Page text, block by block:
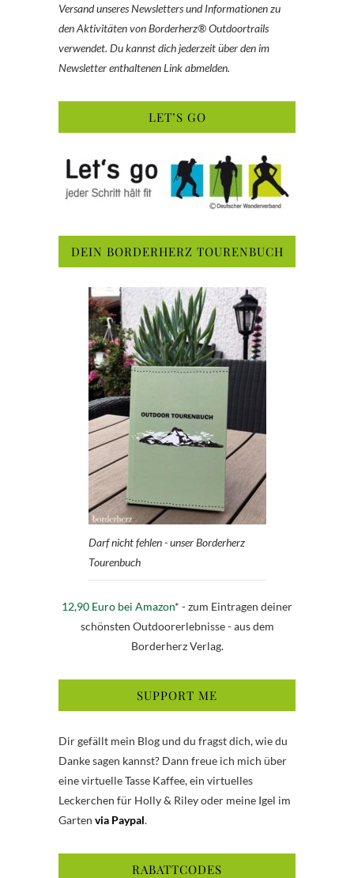
Versand unseres Newsletters und Informationen zu
den Aktivitäten von Borderherz® Outdoortrails
verwendet. Du kannst dich jederzeit über den im
Newsletter enthaltenen Link abmelden.
LET’S GO
DEIN BORDERHERZ TOURENBUCH
Darf nicht fehlen - unser Borderherz
Tourenbuch
12,90 Euro bei Amazon* - zum Eintragen deiner
schönsten Outdoorerlebnisse - aus dem
Borderherz Verlag.
SUPPORT ME
Dir gefällt mein Blog und du fragst dich, wie du
Danke sagen kannst? Dann freue ich mich über
eine virtuelle Tasse Kaffee, ein virtuelles
Leckerchen für Holly & Riley oder meine Igel im
Garten via Paypal.
RABATTCODES